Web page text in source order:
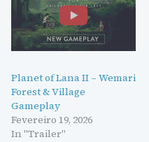
Planet of Lana II – Wemari
Forest & Village
Gameplay
Fevereiro 19, 2026
In "Trailer"